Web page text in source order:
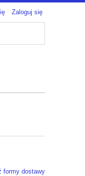
Zaloguj się
formy dostawy